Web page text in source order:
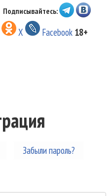
Подписывайтесь:
X Facebook 18+
Забыли пароль?